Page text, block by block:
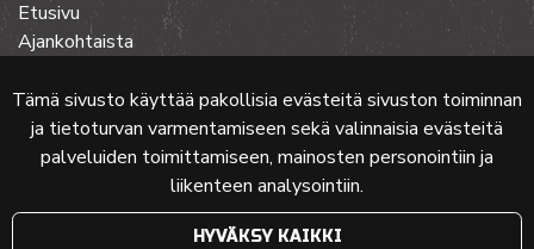
Tämä sivusto käyttää pakollisia evästeitä sivuston toiminnan
ja tietoturvan varmentamiseen sekä valinnaisia evästeitä
palveluiden toimittamiseen, mainosten personointiin ja
liikenteen analysointiin.
HYVÄKSY KAIKKI
Etusivu
Ajankohtaista
Lehdet
Yhteistyössä
Ota yhteyttä
Etusivun karttakuva: MML (Nimeä CC 4.0, muokattu)